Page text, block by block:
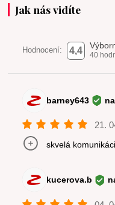
Jak nás vidíte